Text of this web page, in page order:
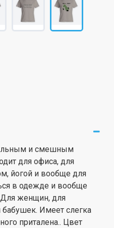
и смешным
для офиса, для
йогой и вообще для
в одежде и вообще
Для женщин, для
бабушек. Имеет слегка
приталена.. Цвет